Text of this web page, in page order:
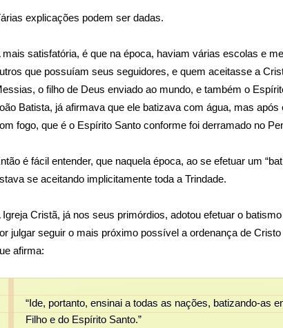
explicações podem ser dadas.
mais satisfatória, é que na época, haviam várias escolas e
que possuíam seus seguidores, e quem aceitasse a
o filho de Deus enviado ao mundo, e também o
Batista, já afirmava que ele batizava com água, mas
fogo, que é o Espírito Santo conforme foi derramado no
é fácil entender, que naquela época, ao se efetuar um
se aceitando implicitamente toda a Trindade.
Igreja Cristã, já nos seus primórdios, adotou efetuar o
julgar seguir o mais próximo possível a ordenança de
afirma:
“Ide, portanto, ensinai a todas as nações, batizando-as
Filho e do Espírito Santo.”